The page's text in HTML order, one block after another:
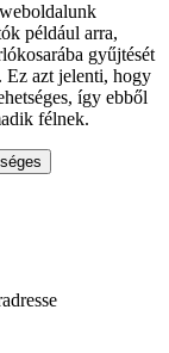
például arra,
gyűjtését
Ez azt jelenti, hogy
így ebből
félnek.